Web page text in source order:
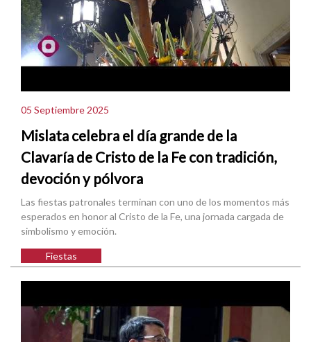
05 Septiembre 2025
Mislata celebra el día grande de la
Clavaría de Cristo de la Fe con tradición,
devoción y pólvora
Las fiestas patronales terminan con uno de los momentos más
esperados en honor al Cristo de la Fe, una jornada cargada de
simbolismo y emoción.
Fiestas